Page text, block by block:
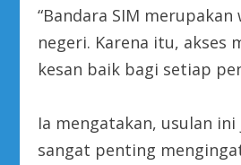
“Bandara SIM
negeri. Karena itu, akses
kesan baik bagi setiap
Ia mengatakan, usulan
sangat penting